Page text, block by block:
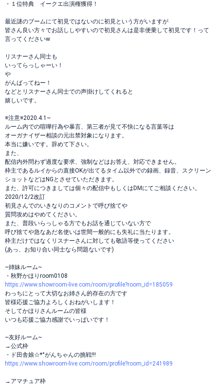
・１位特典 イークエ出演権獲得！
最近謎のブームにて初見ではないのに初見という方がいますが
皆さん良い方々でお話ししやすいので初見さんは是非便乗して初見です！って
言ってくださいw
リスナーさん同士も
いってらっしゃーい！
や
がんばってねー！
などとリスナーさん同士での声掛けしてくれると
嬉しいです。
※注意※2020.4.1~
ルーム内での喧嘩行為や暴言、第三者が見て不快になる言葉等は
オーガナイザー相談の元出禁対象になります。
本当に嫌いです。辞めて下さい。
また、
配信内外問わず過度な要求、強制などはお答え、対応できません。
枠主であるルイからの直接OKが出てるタイム以外での録画、録音、スクリーン
ショットなどはNGとさせていただきます。
また、許可につきましては個々の配信中もしくはDMにてご相談ください。
2020/12/2改訂
初見さんでのいきなりのコメントで呼び捨てや
質問攻めはやめてください。
また、普段いらっしゃる方でもお話を通じていない方で
呼び捨てや急なあだ名使いは世間一般的にも失礼に当たります。
枠主だけではなくリスナーさんに対しても敬語等使ってください
(あっ、お知り合い同士なら問題ないです)
~姉妹ルーム~
・秋野かほりroom0108
https://www.showroom-live.com/room/profile?room_id=185059
わっちにとって大切なお姉さん的存在の方です
皆様応援ご協力よろしくおねがいします！
そしてかほりさんルームの皆様
いつも応援ご協力感謝でいっぱいです！
~友好ルーム~
→公式枠
・ド田舎娘☆*°がんちゃんの挑戦!!!
https://www.showroom-live.com/room/profile?room_id=241989
→アマチュア枠